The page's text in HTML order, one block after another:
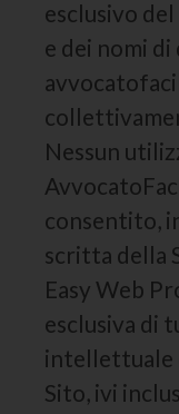
esclusivo
e dei nomi
Nessun
consentito,
scritta della
Easy Web
esclusiva di
intellettuale
Sito, ivi